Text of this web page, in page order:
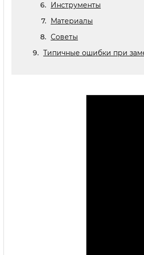
Инструменты
Материалы
Советы
Типичные ошибки при